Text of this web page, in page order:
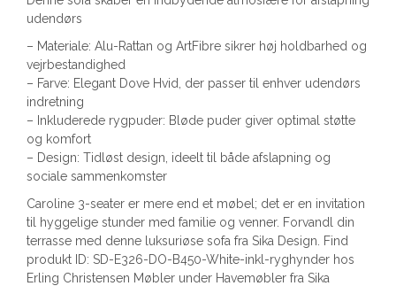
udendørs
– Materiale: Alu-Rattan og ArtFibre sikrer høj holdbarhed og
vejrbestandighed
– Farve: Elegant Dove Hvid, der passer til enhver udendørs
indretning
– Inkluderede rygpuder: Bløde puder giver optimal støtte
og komfort
– Design: Tidløst design, ideelt til både afslapning og
sociale sammenkomster
Caroline 3-seater er mere end et møbel; det er en invitation
til hyggelige stunder med familie og venner. Forvandl din
terrasse med denne luksuriøse sofa fra Sika Design. Find
produkt ID: SD-E326-DO-B450-White-inkl-ryghynder hos
Erling Christensen Møbler under Havemøbler fra Sika